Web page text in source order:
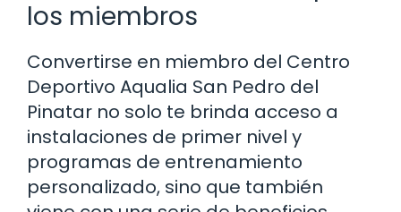
los miembros
Convertirse en miembro del Centro
Deportivo Aqualia San Pedro del
Pinatar no solo te brinda acceso a
instalaciones de primer nivel y
programas de entrenamiento
personalizado, sino que también